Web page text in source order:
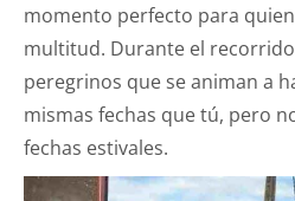
momento perfecto para
multitud. Durante el
peregrinos que se animan a
mismas fechas que tú, pero
fechas estivales.